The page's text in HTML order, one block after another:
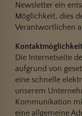
Newsletter ein
Möglichkeit, dies
Verantwortlichen
Die Internetseite
aufgrund von
eine schnelle
unserem
Kommunikation
eine allgemeine